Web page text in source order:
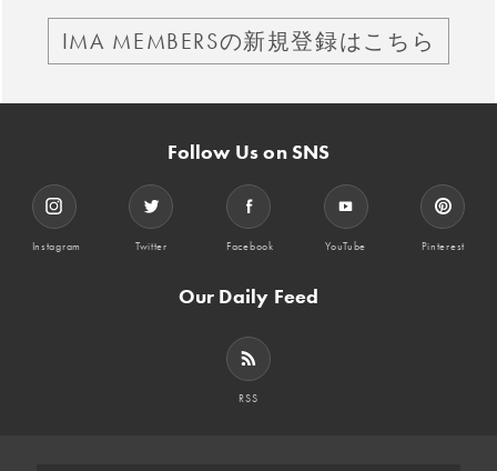
IMA MEMBERSの新規登録はこちら
Follow Us on SNS
Instagram Twitter Facebook YouTube Pinterest
Our Daily Feed
RSS